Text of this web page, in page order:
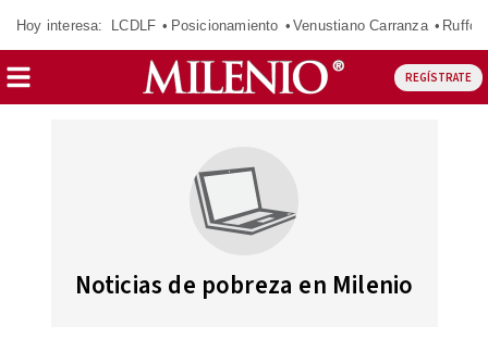
Hoy interesa: LCDLF Posicionamiento Venustiano Carranza Ruffo
REGÍSTRATE
Noticias de pobreza en Milenio